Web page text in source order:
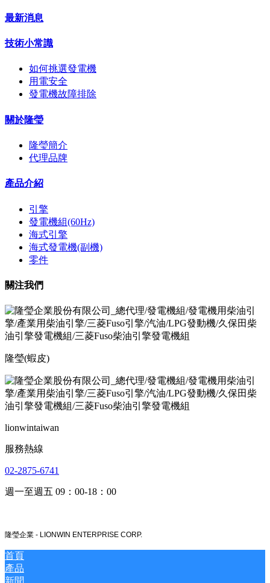
最新消息
技術小常識
如何挑選發電機
用電安全
發電機故障排除
關於隆瑩
隆瑩簡介
代理品牌
產品介紹
引擎
發電機組(60Hz)
海式引擎
海式發電機(副機)
零件
關注我們
隆瑩(蝦皮)
lionwintaiwan
服務熱線
02-2875-6741
週一至週五 09：00-18：00
隆瑩企業 - LIONWIN ENTERPRISE CORP.
首頁
產品
新聞